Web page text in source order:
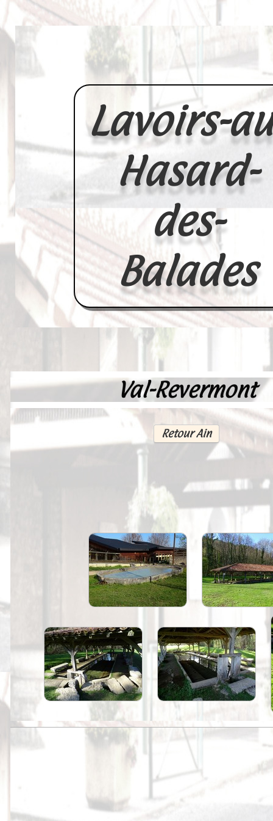
Lavoirs-
Hasard-
des-
Balades
Accueil
France
Europe
Un Peu d'Histoire
Outils-des-Lavandières
Cartes Postales-Anciennes et
Peintures
Val-Revermont
Retour Ain